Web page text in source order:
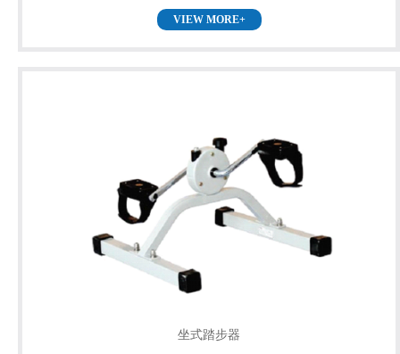
VIEW MORE+
坐式踏步器